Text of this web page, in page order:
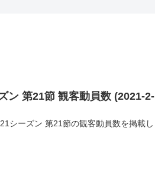
ン 第21節 観客動員数 (2021-2-
シーズン 第21節の観客動員数を掲載し